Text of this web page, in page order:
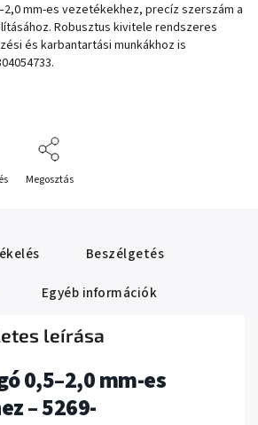
mm-es vezetékekhez, precíz szerszám a
Robusztus kivitele rendszeres
és karbantartási munkákhoz is
Megosztás
Beszélgetés
Egyéb információk
leírása
0,5–2,0 mm-es
– 5269-